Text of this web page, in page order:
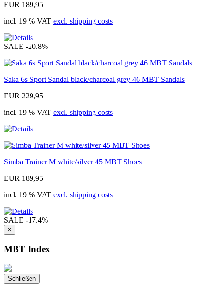
EUR 189,95
incl. 19 % VAT excl. shipping costs
SALE -20.8%
Saka 6s Sport Sandal black/charcoal grey 46 MBT Sandals
EUR 229,95
incl. 19 % VAT excl. shipping costs
Simba Trainer M white/silver 45 MBT Shoes
EUR 189,95
incl. 19 % VAT excl. shipping costs
SALE -17.4%
×
MBT Index
Schließen